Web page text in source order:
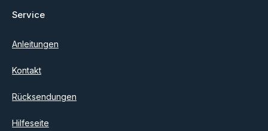
Service
Anleitungen
Kontakt
Rücksendungen
Hilfeseite